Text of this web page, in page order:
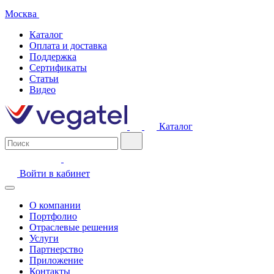
Москва
Каталог
Оплата и доставка
Поддержка
Сертификаты
Статьи
Видео
Каталог
Войти в кабинет
О компании
Портфолио
Отраслевые решения
Услуги
Партнерство
Приложение
Контакты